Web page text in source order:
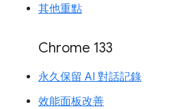
其他重點
Chrome 133
永久保留 AI 對話記錄
效能面板改善